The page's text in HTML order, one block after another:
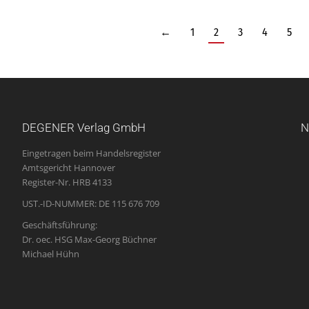
← 1 2 3 4 5
DEGENER Verlag GmbH
Eingetragen beim Handelsregister
Amtsgericht Hannover
Register-Nr. HRB 4133
UST.-ID-NUMMER: DE 115 676 709
Geschäftsführung:
Dr. oec. HSG Max-Georg Büchner
Michael Hühn